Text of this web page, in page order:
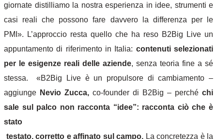
giornate distilliamo la nostra esperienza in idee, strumenti e
casi reali che possono fare davvero la differenza per le
PMI».
L’approccio resta quello che ha reso B2Big Live un
appuntamento di riferimento in Italia: contenuti selezionati
per le esigenze reali delle aziende, senza teoria fine a sé
stessa.«B2Big Live è un propulsore di cambiamento –
aggiunge Nevio Zucca, co-founder di B2Big – perché chi
sale sul palco non racconta “idee”: racconta ciò che è
stato
testato, corretto e affinato sul campo. La concretezza è la